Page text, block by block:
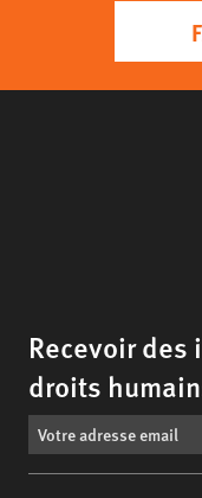
Recevoir
droits